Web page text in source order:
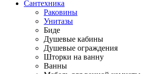
Сантехника
Раковины
Унитазы
Биде
Душевые кабины
Душевые ограждения
Шторки на ванну
Ванны